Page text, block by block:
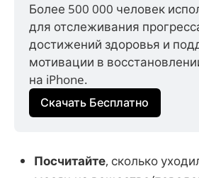
Более 500 000 человек
для отслеживания
достижений здоровья и
мотивации в
на iPhone.
Скачать Бесплатно
Посчитайте, сколько